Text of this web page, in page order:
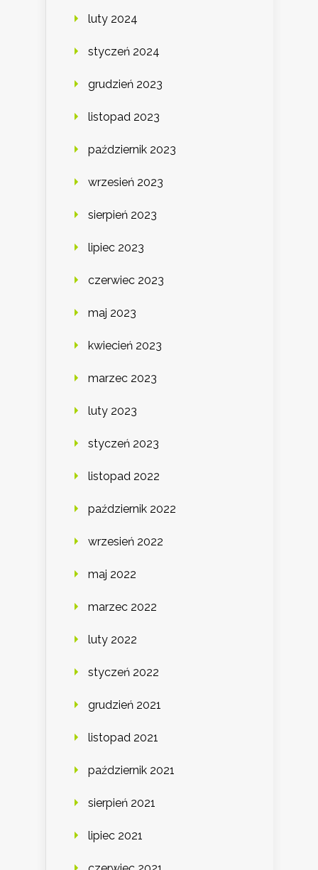
luty 2024
styczeń 2024
grudzień 2023
listopad 2023
październik 2023
wrzesień 2023
sierpień 2023
lipiec 2023
czerwiec 2023
maj 2023
kwiecień 2023
marzec 2023
luty 2023
styczeń 2023
listopad 2022
październik 2022
wrzesień 2022
maj 2022
marzec 2022
luty 2022
styczeń 2022
grudzień 2021
listopad 2021
październik 2021
sierpień 2021
lipiec 2021